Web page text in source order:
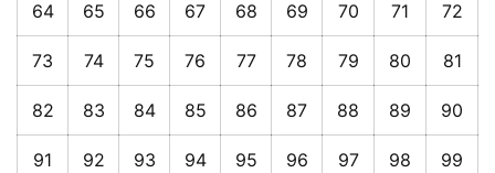
64 65 66 67 68 69 70 71 72
73 74 75 76 77 78 79 80 81
82 83 84 85 86 87 88 89 90
91 92 93 94 95 96 97 98 99